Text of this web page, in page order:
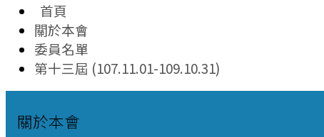
首頁
關於本會
委員名單
第十三屆 (107.11.01-109.10.31)
關於本會